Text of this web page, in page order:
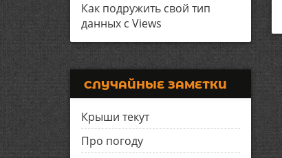
Как подружить свой тип
данных с Views
СЛУЧАЙНЫЕ ЗАМЕТКИ
Крыши текут
Про погоду